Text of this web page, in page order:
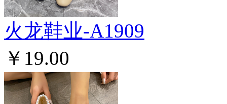
火龙鞋业-A1909
￥19.00